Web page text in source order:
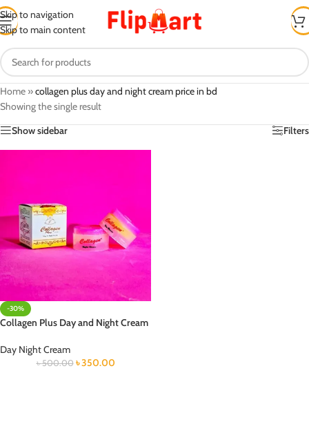
Skip to navigation
Skip to main content
Home »collagen plus day and night cream price in bd
Showing the single result
Show sidebar
Filters
-30%
Collagen Plus Day and Night Cream
Day Night Cream
৳500.00 ৳350.00